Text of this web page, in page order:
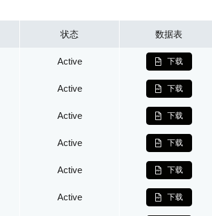
状态 数据表
Active 下载
Active 下载
Active 下载
Active 下载
Active 下载
Active 下载